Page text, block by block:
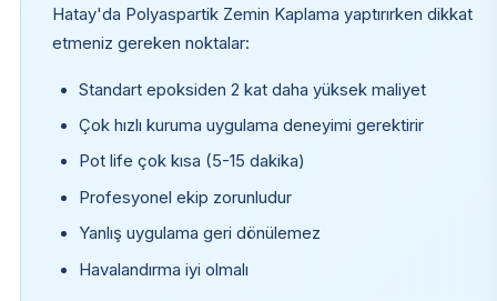
Hatay'da Polyaspartik Zemin Kaplama yaptırırken dikkat
etmeniz gereken noktalar:
Standart epoksiden 2 kat daha yüksek maliyet
Çok hızlı kuruma uygulama deneyimi gerektirir
Pot life çok kısa (5-15 dakika)
Profesyonel ekip zorunludur
Yanlış uygulama geri dönülemez
Havalandırma iyi olmalı